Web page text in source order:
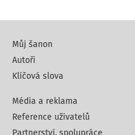
Můj šanon
Autoři
Klíčová slova
Média a reklama
Reference uživatelů
Partnerství, spolupráce